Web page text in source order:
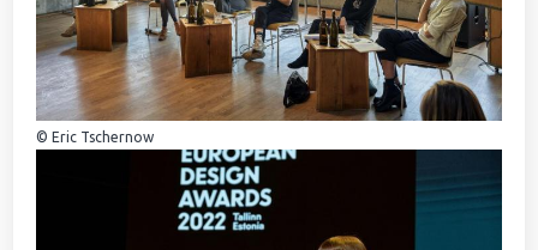
© Eric Tschernow